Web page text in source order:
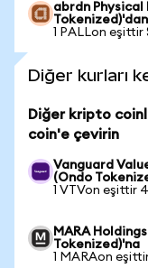
abrdn Physical
1 PALLon eşittir
Diğer kurları
Diğer kripto
coin'e çevirin
Vanguard
(Ondo
1 VTVon eşittir
MARA
Tokenized)'na
1 MARAon